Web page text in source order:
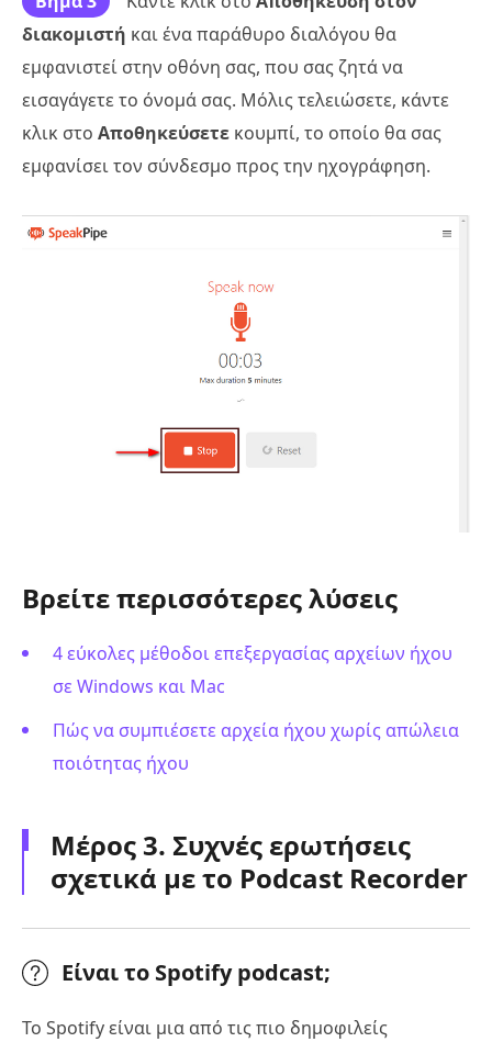
διακομιστή και ένα παράθυρο διαλόγου θα
εμφανιστεί στην οθόνη σας, που σας ζητά να
εισαγάγετε το όνομά σας. Μόλις τελειώσετε, κάντε
κλικ στο Αποθηκεύσετε κουμπί, το οποίο θα σας
εμφανίσει τον σύνδεσμο προς την ηχογράφηση.
Βρείτε περισσότερες λύσεις
4 εύκολες μέθοδοι επεξεργασίας αρχείων ήχου
σε Windows και Mac
Πώς να συμπιέσετε αρχεία ήχου χωρίς απώλεια
ποιότητας ήχου
Μέρος 3. Συχνές ερωτήσεις
σχετικά με το Podcast Recorder
Είναι το Spotify podcast;
Το Spotify είναι μια από τις πιο δημοφιλείς